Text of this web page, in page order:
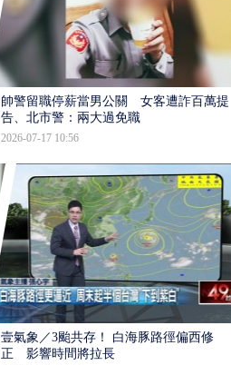
帥警留職停薪當男公關 女客遭詐百萬提
告、北市警：兩大過免職
2026-07-17 10:56
壹氣象／3颱共存！ 白海豚路徑偏西修
正 影響時間將拉長